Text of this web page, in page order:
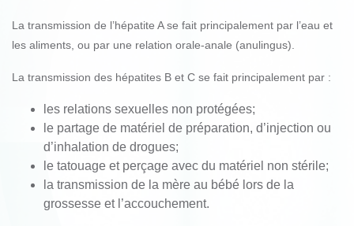
La transmission de l’hépatite A se fait principalement par l’eau et
les aliments, ou par une relation orale-anale (anulingus).
La transmission des hépatites B et C se fait principalement par :
les relations sexuelles non protégées;
le partage de matériel de préparation, d’injection ou
d’inhalation de drogues;
le tatouage et perçage avec du matériel non stérile;
la transmission de la mère au bébé lors de la
grossesse et l’accouchement.